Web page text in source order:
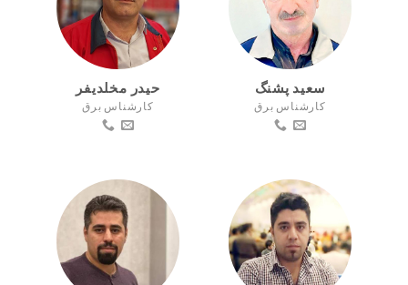
سعید پشنگ
کارشناس برق
حیدر مخلدیفر
کارشناس برق